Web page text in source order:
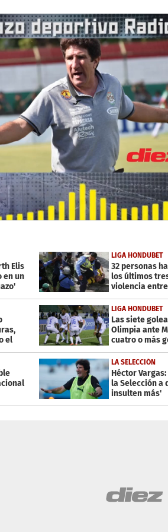
Elis
en un
LIGA HONDUBET
32 personas
los últimos
violencia
el
LIGA HONDUBET
Las siete
Olimpia ante
cuatro o más
LA SELECCIÓN
Héctor
la Selección a
insulten más'